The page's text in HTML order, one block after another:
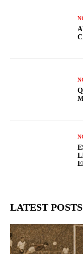
LATEST POSTS